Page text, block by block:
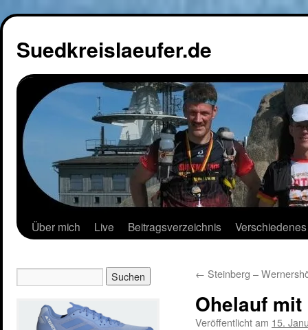
Suedkreislaeufer.de
Über mich Live Beitragsverzeichnis Verschiedenes
← Steinberg –
Ohelauf
Veröffentlicht am 15.